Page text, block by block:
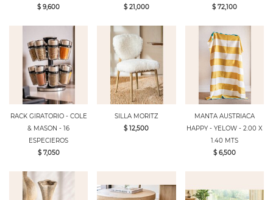
$ 9,600
$ 21,000
$ 72,100
RACK GIRATORIO - COLE
& MASON - 16
ESPECIEROS
$ 7,050
SILLA MORITZ
$ 12,500
MANTA AUSTRIACA
HAPPY - YELOW - 2.00 X
1.40 MTS
$ 6,500